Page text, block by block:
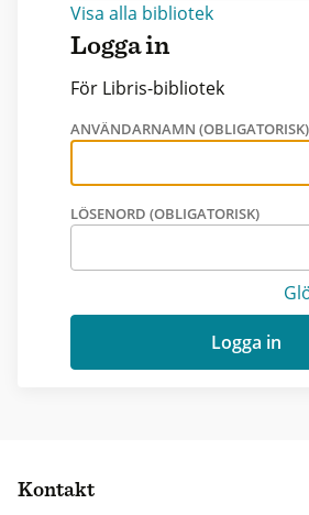
Visa alla bibliotek
Logga in
För Libris-bibliotek
ANVÄNDARNAMN (OBLIGATORISK)
LÖSENORD (OBLIGATORISK)
Logga in
Kontakt